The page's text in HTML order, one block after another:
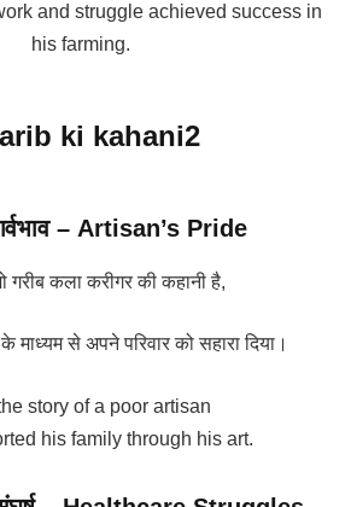
and struggle achieved success in
his farming.
– Artisan’s Pride
गरीब कला करीगर की कहानी है,
से अपने परिवार को सहारा दिया।
story of a poor artisan
his family through his art.